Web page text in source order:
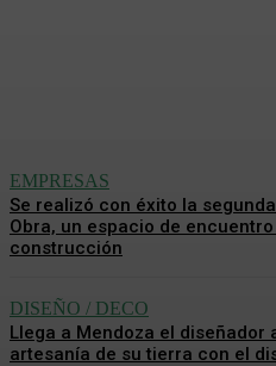
EMPRESAS
Se realizó con éxito la
Obra, un espacio de
construcción
DISEÑO / DECO
Llega a Mendoza el
artesanía de su tierra con el